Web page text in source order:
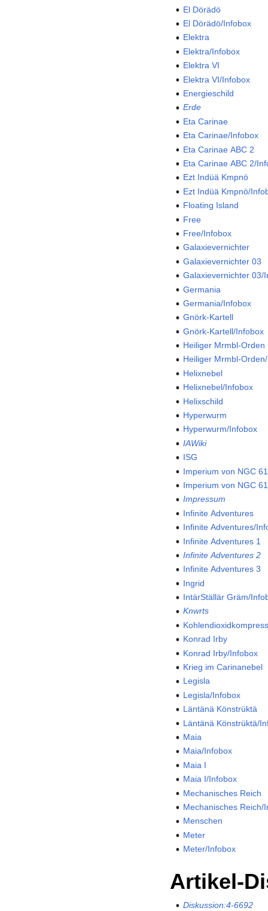
El Dörädö
El Dörädö/Infobox
Elektra
Elektra/Infobox
Elektra VI
Elektra VI/Infobox
Energieschild
Erde
Eta Carinae
Eta Carinae/Infobox
Eta Carinae ABC 2
Eta Carinae ABC 2/
Ezt Indüä Kmpnö
Ezt Indüä Kmpnö/
Floating Island
Free
Free/Infobox
Galaxievernichter
Galaxievernichter 03
Galaxievernichter 03/
Germania
Germania/Infobox
Gnörk-Kartell
Gnörk-Kartell/Infobox
Heiliger Mrmbl-Orden
Heiliger Mrmbl-
Helixnebel
Helixnebel/Infobox
Helixschild
Hyperwurm
Hyperwurm/Infobox
IAWiki
ISG
Imperium von NGC
Imperium von NGC
Impressum
Infinite Adventures
Infinite Adventures/
Infinite Adventures 1
Infinite Adventures 2
Infinite Adventures 3
Ingrid
IntärStällär Gräm/
Knwrts
Konrad Irby
Konrad Irby/Infobox
Krieg im Carinanebel
Legisla
Legisla/Infobox
Läntänä Könstrüktä
Läntänä Könstrüktä/
Maia
Maia/Infobox
Maia I
Maia I/Infobox
Mechanisches Reich
Mechanisches Reich/
Menschen
Meter
Meter/Infobox
Artikel-
Diskussion:4-6692